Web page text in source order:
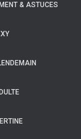
& ASTUCES